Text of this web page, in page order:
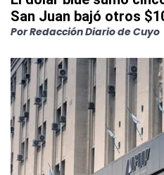
San Juan bajó otros
PorRedacción Diario de Cuyo